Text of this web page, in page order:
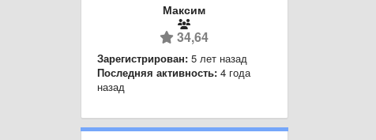
Максим
34,64
Зарегистрирован: 5 лет назад
Последняя активность: 4 года
назад